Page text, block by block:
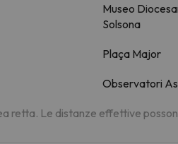
Museo
Solsona
Plaça Major
Observatori
retta. Le distanze effettive